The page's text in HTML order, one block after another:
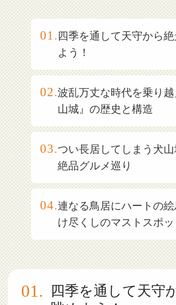
四季を通して天守から
よう！
波乱万丈な時代を乗り
山城』の歴史と構造
つい長居してしまう犬
絶品グルメ巡り
連なる鳥居にハートの
け尽くしのマストスポッ
四季を通して天守